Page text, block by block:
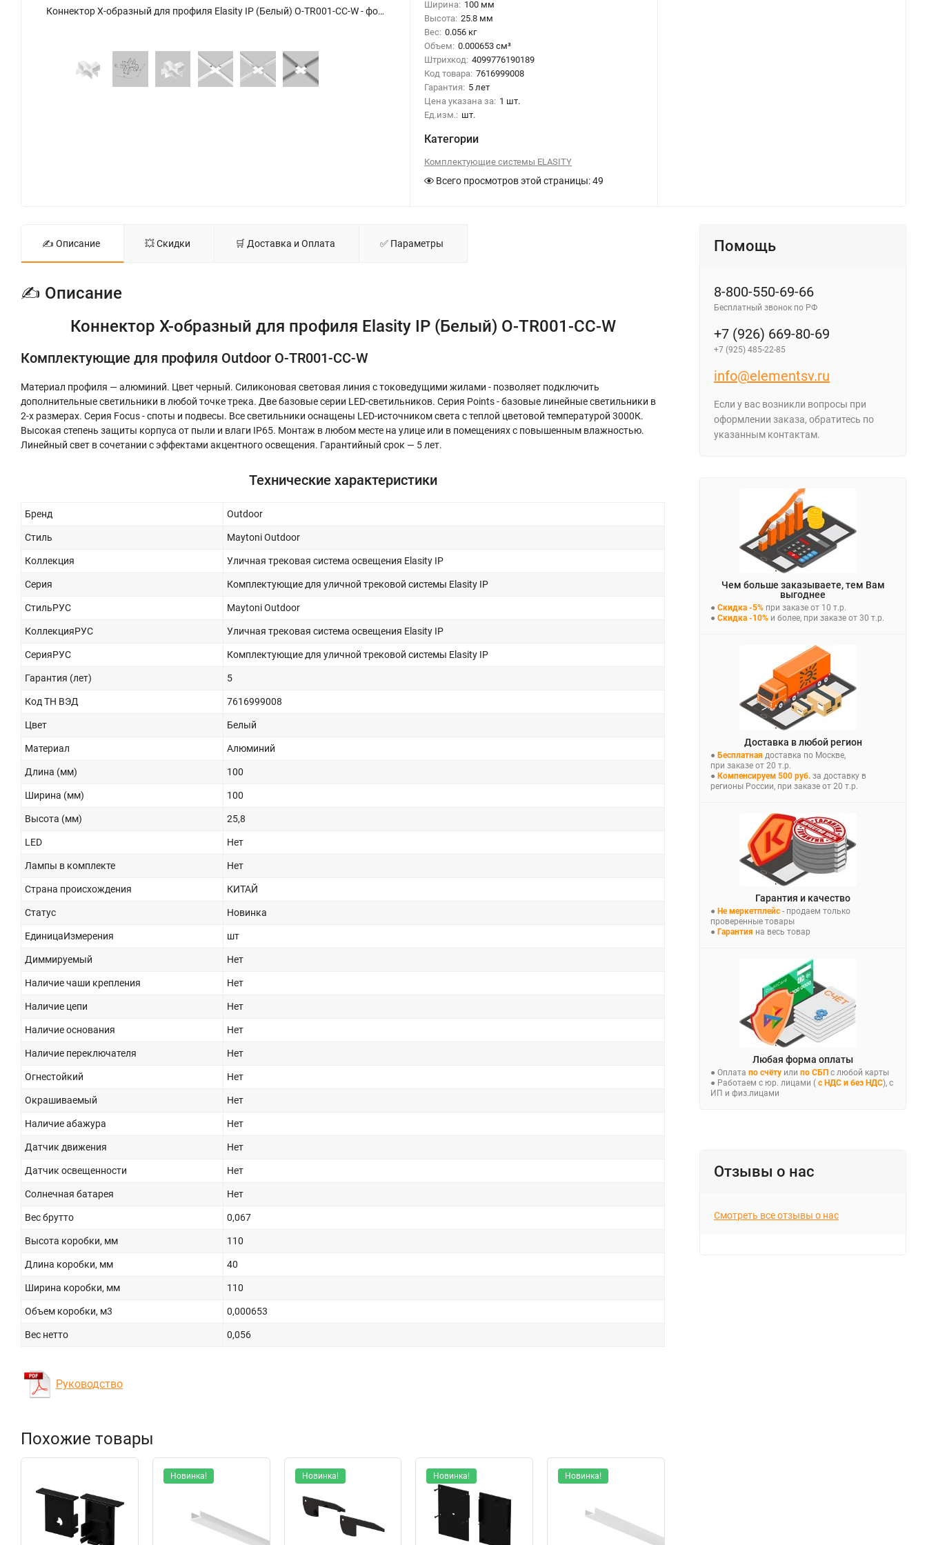
Коннектор X-образный для профиля Elasity IP (Белый) O-TR001-CC-W - фото
Ширина: 100 мм
Высота: 25.8 мм
Вес: 0.056 кг
Объем: 0.000653 см³
Штрихкод: 4099776190189
Код товара: 7616999008
Гарантия: 5 лет
Цена указана за: 1 шт.
Ед.изм.: шт.
Категории
Комплектующие системы ELASITY
Всего просмотров этой страницы:49
✍ Описание 💥 Скидки 🛒 Доставка и Оплата ✅ Параметры
✍ Описание
Коннектор X-образный для профиля Elasity IP (Белый) O-TR001-CC-W
Комплектующие для профиля Outdoor O-TR001-CC-W
Материал профиля — алюминий. Цвет черный. Силиконовая световая линия с токоведущими жилами - позволяет подключить
дополнительные светильники в любой точке трека. Две базовые серии LED-светильников. Серия Points - базовые линейные светильники в
2-х размерах. Серия Focus - споты и подвесы. Все светильники оснащены LED-источником света с теплой цветовой температурой 3000К.
Высокая степень защиты корпуса от пыли и влаги IP65. Монтаж в любом месте на улице или в помещениях с повышенным влажностью.
Линейный свет в сочетании с эффектами акцентного освещения. Гарантийный срок — 5 лет.
Технические характеристики
Бренд Outdoor
Стиль Maytoni Outdoor
Коллекция Уличная трековая система освещения Elasity IP
Серия Комплектующие для уличной трековой системы Elasity IP
СтильРУС Maytoni Outdoor
КоллекцияРУС Уличная трековая система освещения Elasity IP
СерияРУС Комплектующие для уличной трековой системы Elasity IP
Гарантия (лет) 5
Код ТН ВЭД 7616999008
Цвет Белый
Материал Алюминий
Длина (мм) 100
Ширина (мм) 100
Высота (мм) 25,8
LED Нет
Лампы в комплекте Нет
Страна происхождения КИТАЙ
Статус Новинка
ЕдиницаИзмерения шт
Диммируемый Нет
Наличие чаши крепления Нет
Наличие цепи Нет
Наличие основания Нет
Наличие переключателя Нет
Огнестойкий Нет
Окрашиваемый Нет
Наличие абажура Нет
Датчик движения Нет
Датчик освещенности Нет
Солнечная батарея Нет
Вес брутто 0,067
Высота коробки, мм 110
Длина коробки, мм 40
Ширина коробки, мм 110
Объем коробки, м3 0,000653
Вес нетто 0,056
Руководство
Похожие товары
Новинка! Новинка! Новинка! Новинка!
Помощь
8-800-550-69-66
Бесплатный звонок по РФ
+7 (926) 669-80-69
+7 (925) 485-22-85
info@elementsv.ru
Если у вас возникли вопросы при
оформлении заказа, обратитесь по
указанным контактам.
Чем больше заказываете, тем Вам
выгоднее
● Скидка -5% при заказе от 10 т.р.
● Скидка -10% и более, при заказе от 30 т.р.
Доставка в любой регион
● Бесплатная доставка по Москве,
при заказе от 20 т.р.
● Компенсируем 500 руб. за доставку в
регионы России, при заказе от 20 т.р.
Гарантия и качество
● Не меркетплейс - продаем только
проверенные товары
● Гарантия на весь товар
Любая форма оплаты
● Оплата по счёту или по СБП с любой карты
● Работаем с юр. лицами ( с НДС и без НДС), с
ИП и физ.лицами
Отзывы о нас
Смотреть все отзывы о нас